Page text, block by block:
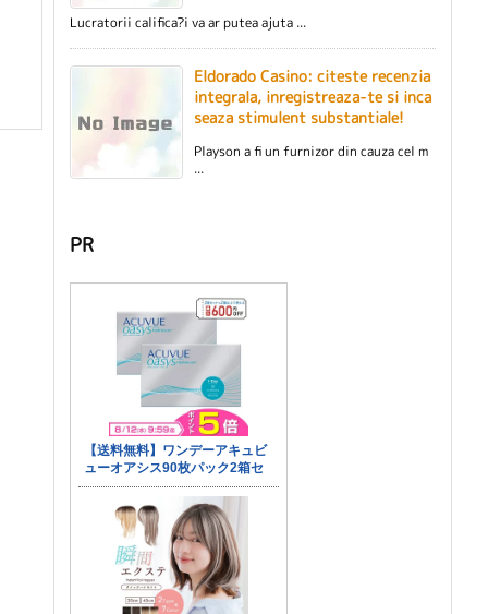
Lucratorii califica?i va ar putea ajuta ...
Eldorado Casino: citeste recenzia
integrala, inregistreaza-te si inca
seaza stimulent substantiale!
Playson a fi un furnizor din cauza cel m
...
PR